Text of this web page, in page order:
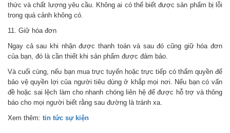
thức và chất lượng yêu cầu. Không ai có thể biết được sản phẩm bị lỗi
trong quá cảnh không có.
11. Giữ hóa đơn
Ngay cả sau khi nhận được thanh toán và sau đó cũng giữ hóa đơn
của bạn, đó là cần thiết khi sản phẩm được đảm bảo.
Và cuối cùng, nếu bạn mua trực tuyến hoặc trực tiếp có thẩm quyền để
bảo vệ quyền lợi của người tiêu dùng ở khắp mọi nơi. Nếu bạn có vấn
đề hoặc sai lệch làm cho nhanh chóng liên hệ để được hỗ trợ và thông
báo cho mọi người biết rằng sau đường là tránh xa.
Xem thêm: tin tức sự kiện